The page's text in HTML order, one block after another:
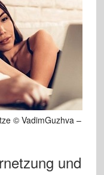
© VadimGuzhva –
und